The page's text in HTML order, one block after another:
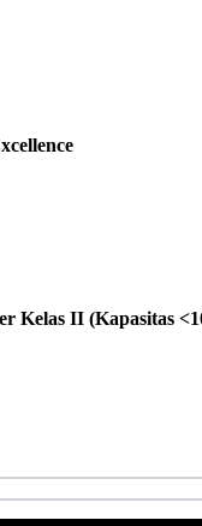
Kelas II (Kapasitas